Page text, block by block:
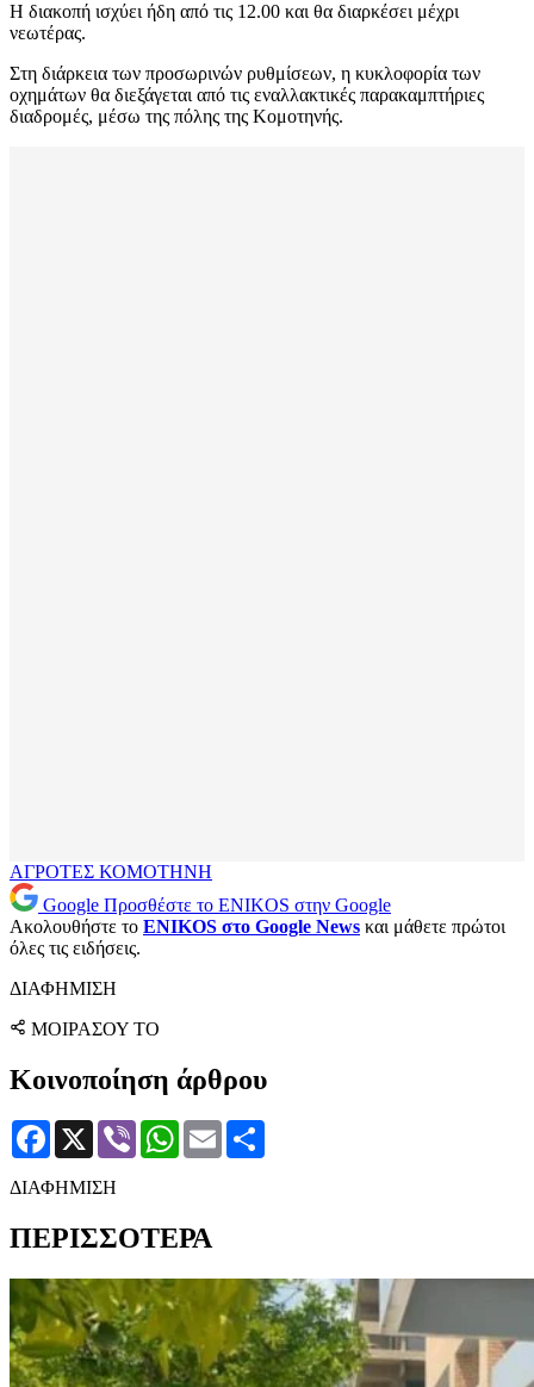
Η διακοπή ισχύει ήδη από τις 12.00 και θα διαρκέσει μέχρι
νεωτέρας.
Στη διάρκεια των προσωρινών ρυθμίσεων, η κυκλοφορία των
οχημάτων θα διεξάγεται από τις εναλλακτικές παρακαμπτήριες
διαδρομές, μέσω της πόλης της Κομοτηνής.
ΑΓΡΟΤΕΣ ΚΟΜΟΤΗΝΗ
Google Προσθέστε το ENIKOS στην Google
Ακολουθήστε το ENIKOS στο Google News και μάθετε πρώτοι
όλες τις ειδήσεις.
ΔΙΑΦΗΜΙΣΗ
ΜΟΙΡΑΣΟΥ ΤΟ
Κοινοποίηση άρθρου
Facebook
X Viber WhatsApp
Email
ΔΙΑΦΗΜΙΣΗ
ΠΕΡΙΣΣΟΤΕΡΑ